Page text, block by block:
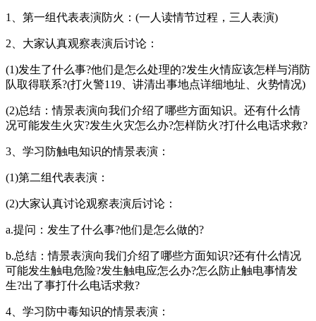
1、第一组代表表演防火：(一人读情节过程，三人表演)
2、大家认真观察表演后讨论：
(1)发生了什么事?他们是怎么处理的?发生火情应该怎样与消防
队取得联系?(打火警119、讲清出事地点详细地址、火势情况)
(2)总结：情景表演向我们介绍了哪些方面知识。还有什么情
况可能发生火灾?发生火灾怎么办?怎样防火?打什么电话求救?
3、学习防触电知识的情景表演：
(1)第二组代表表演：
(2)大家认真讨论观察表演后讨论：
a.提问：发生了什么事?他们是怎么做的?
b.总结：情景表演向我们介绍了哪些方面知识?还有什么情况
可能发生触电危险?发生触电应怎么办?怎么防止触电事情发
生?出了事打什么电话求救?
4、学习防中毒知识的情景表演：